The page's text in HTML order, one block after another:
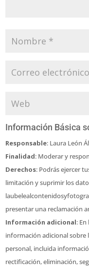
Información Básica
Responsable: Laura León
Finalidad: Moderar y
Derechos: Podrás ejercer
limitación y suprimir los
presentar una reclamación
Información adicional: En
información adicional sobre
personal, incluida
rectificación, eliminación,